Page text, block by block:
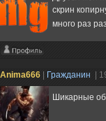
скрин
много раз
Anima666 Гражданин |
Шикарные